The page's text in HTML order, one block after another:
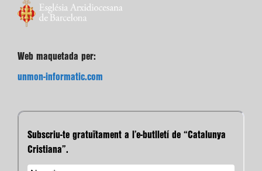
Web maquetada per:
unmon-informatic.com
Subscriu-te gratuïtament a l’e-butlletí de “Catalunya
Cristiana”.